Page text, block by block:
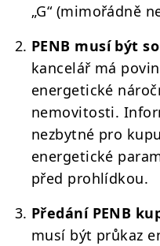
„G“ (mimořádně
PENB musí být
kancelář má
energetické
nemovitosti.
nezbytné pro
energetické
před prohlídkou.
Předání PENB
musí být průkaz